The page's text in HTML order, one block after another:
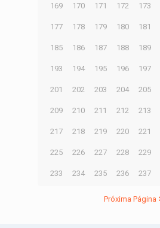
169 170 171 172 173
177 178 179 180 181
185 186 187 188 189
193 194 195 196 197
201 202 203 204 205
209 210 211 212 213
217 218 219 220 221
225 226 227 228 229
233 234 235 236 237
Próxima Página